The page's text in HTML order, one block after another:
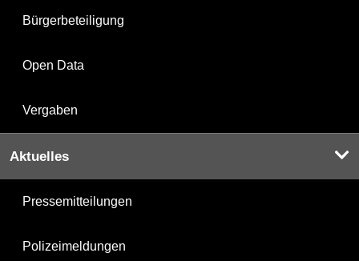
Bürgerbeteiligung
Open Data
Vergaben
Aktuelles
Pressemitteilungen
Polizeimeldungen